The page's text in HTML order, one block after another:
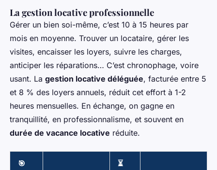
La gestion locative professionnelle
Gérer un bien soi-même, c’est 10 à 15 heures par
mois en moyenne. Trouver un locataire, gérer les
visites, encaisser les loyers, suivre les charges,
anticiper les réparations… C’est chronophage, voire
usant. La gestion locative déléguée, facturée entre 5
et 8 % des loyers annuels, réduit cet effort à 1-2
heures mensuelles. En échange, on gagne en
tranquillité, en professionnalisme, et souvent en
durée de vacance locative réduite.
🎯
⏳